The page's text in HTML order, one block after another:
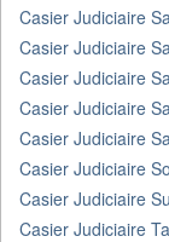
Casier Judiciaire
Casier Judiciaire
Casier Judiciaire
Casier Judiciaire
Casier Judiciaire
Casier Judiciaire
Casier Judiciaire
Casier Judiciaire